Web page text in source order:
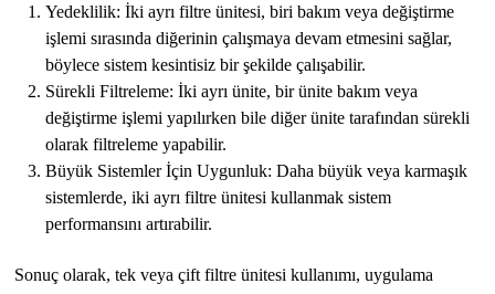
Yedeklilik: İki ayrı filtre ünitesi, biri bakım veya değiştirme
işlemi sırasında diğerinin çalışmaya devam etmesini sağlar,
böylece sistem kesintisiz bir şekilde çalışabilir.
Sürekli Filtreleme: İki ayrı ünite, bir ünite bakım veya
değiştirme işlemi yapılırken bile diğer ünite tarafından sürekli
olarak filtreleme yapabilir.
Büyük Sistemler İçin Uygunluk: Daha büyük veya karmaşık
sistemlerde, iki ayrı filtre ünitesi kullanmak sistem
performansını artırabilir.
Sonuç olarak, tek veya çift filtre ünitesi kullanımı, uygulama